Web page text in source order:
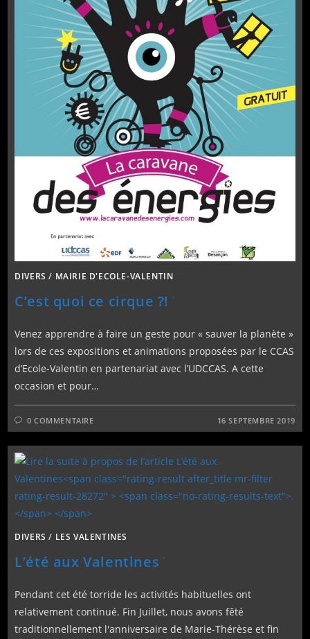
DIVERS / MAIRIE D'ECOLE-VALENTIN
C’est quoi ce cirque ?! .
Venez apprendre à faire un geste pour « sauver la planète »
lors de ces expositions et animations proposées par le CCAS
d’Ecole-Valentin en partenariat avec l’UDCCAS. A cette
occasion et pour…
0 COMMENTAIRE 16 SEPTEMBRE 2019
DIVERS / LES VALENTINES
L’été aux Valentines .
Pendant cet été torride les activités habituelles ont
relativement continué. Fin Juillet, nous avons fêté
traditionnellement l'anniversaire de Marie-Thérèse et fin